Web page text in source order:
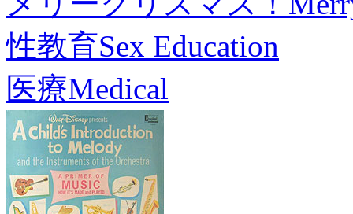
性教育Sex Education
医療Medical